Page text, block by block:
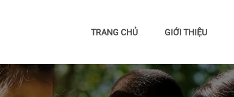
TRANG CHỦ GIỚI THIỆU